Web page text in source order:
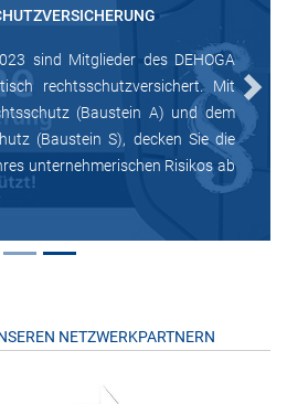
sind Mitglieder des DEHOGA
rechtsschutzversichert. Mit
(Baustein A) und dem
(Baustein S), decken Sie die
unternehmerischen Risikos ab
Next
NETZWERKPARTNERN